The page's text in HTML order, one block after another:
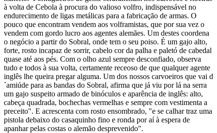
à volta de Cebola à procura do valioso volfro, indispensável no
endurecimento de ligas metálicas para a fabricação de armas. O
pouco que encontram vendem aos volframistas, que por sua vez o
vendem com gordo lucro aos agentes alemães. Um destes coordena
o negócio a partir do Sobral, onde tem o seu poiso. É um gajo alto,
forte, rosto incapaz de sorrir, cabelo cor da palha e paletó de cabedal
quase até aos pés. Com o olho azul sempre desconfiado, observa
tudo e todos à sua volta, certamente receoso de que qualquer agente
inglês lhe queira pregar alguma. Um dos nossos carvoeiros que vai d
´amiúde para as bandas do Sobral, afirma que já viu por lá na serra
um gajo suspeito armado de binóculos e aparência de inglês: alto,
cabeça quadrada, bochechas vermelhas e sempre com vestimenta a
preceito". E acrescenta com rosto ensombrado, "e se calhar traz uma
pistola debaixo do casaquinho fino e ronda por aí à espera de
apanhar pelas costas o alemão desprevenido".